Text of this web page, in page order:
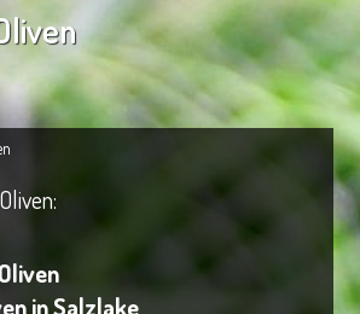
in Salzlake